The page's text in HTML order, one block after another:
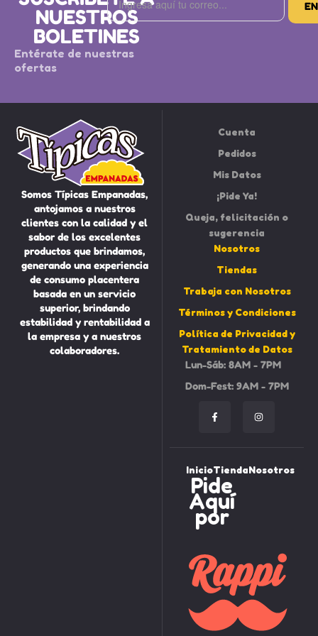
NUESTROS
BOLETINES
Entérate de nuestras
ofertas
Somos Típicas Empanadas,
antojamos a nuestros
clientes con la calidad y el
sabor de los excelentes
productos que brindamos,
generando una experiencia
de consumo placentera
basada en un servicio
superior, brindando
estabilidad y rentabilidad a
la empresa y a nuestros
colaboradores.
Cuenta
Pedidos
Mis Datos
¡Pide Ya!
Queja, felicitación o
sugerencia
Nosotros
Tiendas
Trabaja con Nosotros
Términos y Condiciones
Política de Privacidad y
Tratamiento de Datos
Lun-Sáb: 8AM - 7PM
Dom-Fest: 9AM - 7PM
InicioTiendaNosotros
Pide
Aquí
por